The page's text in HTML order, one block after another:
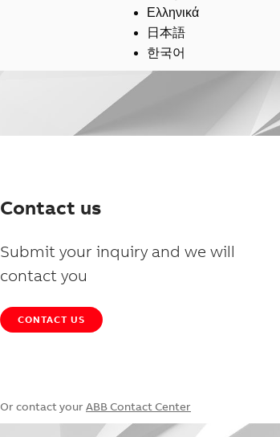
Ελληνικά
日本語
한국어
Contact us
Submit your inquiry and we will
contact you
CONTACT US
Or contact your ABB Contact Center